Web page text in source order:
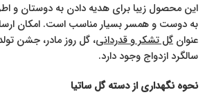
این محصول زیبا برای هدیه دادن به دوستان و
به دوست و همسر بسیار مناسب است. امکان
عنوان گل تشکر و قدردانی، گل روز مادر، جشن
سالگرد ازدواج وجود دارد.
نحوه نگهداری از دسته گل ساتیا